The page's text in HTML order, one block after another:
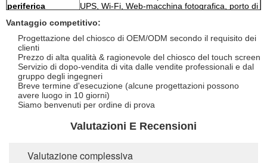
periferica
UPS, Wi-Fi, Web-macchina fotografica, porto di
Vantaggio competitivo:
Progettazione del chiosco di OEM/ODM secondo il requisito dei
clienti
Prezzo di alta qualità & ragionevole del chiosco del touch screen
Servizio di dopo-vendita di vita dalle vendite professionali e dal
gruppo degli ingegneri
Breve termine d'esecuzione (alcune progettazioni possono
avere luogo in 10 giorni)
Siamo benvenuti per ordine di prova
Valutazioni E Recensioni
Valutazione complessiva